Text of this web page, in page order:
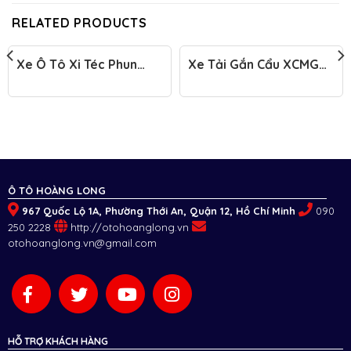
RELATED PRODUCTS
Xe Ô Tô Xi Téc Phun
(Model YZZ5310GSS5)
Xe Tải Gắn Cẩu XCMG
GSQS500-6
Ô TÔ HOÀNG LONG
967 Quốc Lộ 1A, Phường Thới An, Quận 12, Hồ Chí Minh
090
250 2228
http://otohoanglong.vn
otohoanglong.vn@gmail.com
HỖ TRỢ KHÁCH HÀNG